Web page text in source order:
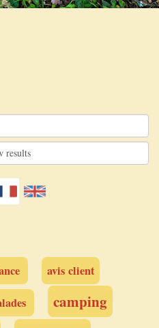
avis client
camping